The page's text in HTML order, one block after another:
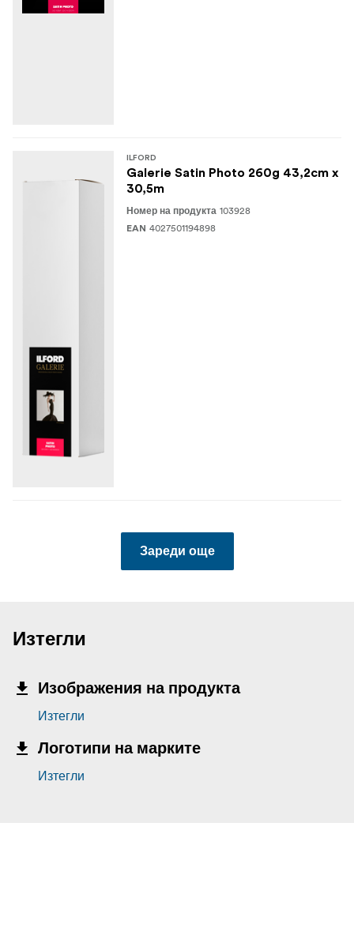
ILFORD
Galerie Satin Photo 260g 43,2cm x
30,5m
Номер на продукта 103928
EAN 4027501194898
Зареди още
Изтегли
Изображения на продукта
Изтегли
Логотипи на марките
Изтегли